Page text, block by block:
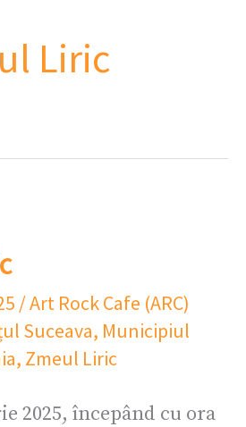
Liric
/Art Rock Cafe (ARC)
Suceava, Municipiul
, Zmeul Liric
2025, începând cu ora